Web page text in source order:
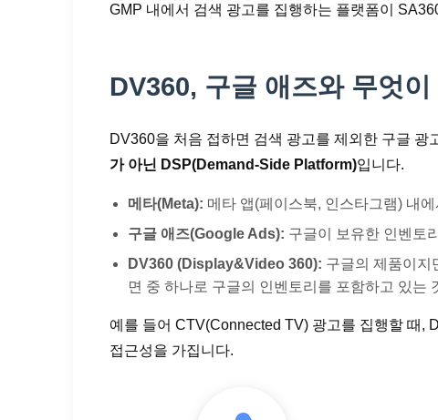
GMP 내에서 검색 광고를 집행하는 플랫폼이
DV360, 구글 애즈와 무엇
DV360을 처음 접하면 검색 광고를 제외한 구글
가 아닌 DSP(Demand-Side Platform)입니다.
메타(Meta): 메타 앱(페이스북, 인스타그램) 내
구글 애즈(Google Ads): 구글이 보유한 인벤토
DV360 (Display&Video 360): 구글의 제품이지
면 중 하나로 구글의 인벤토리를 포함하고 있는
예를 들어 CTV(Connected TV) 광고를 집행할 때,
접근성을 가집니다.